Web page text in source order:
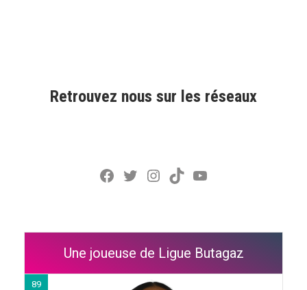
Retrouvez nous sur les réseaux
Facebook
Twitter
Instagram
TikTokYouTube
Une joueuse de Ligue Butagaz
89